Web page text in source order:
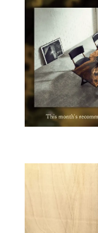
全商品一
新入荷情
納品事例